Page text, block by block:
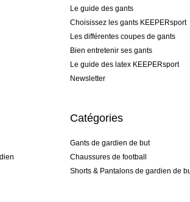
Le guide des gants
Choisissez les gants KEEPERsport
Les différentes coupes de gants
Bien entretenir ses gants
Le guide des latex KEEPERsport
Newsletter
Catégories
Gants de gardien de but
Chaussures de football
Shorts & Pantalons de gardien de